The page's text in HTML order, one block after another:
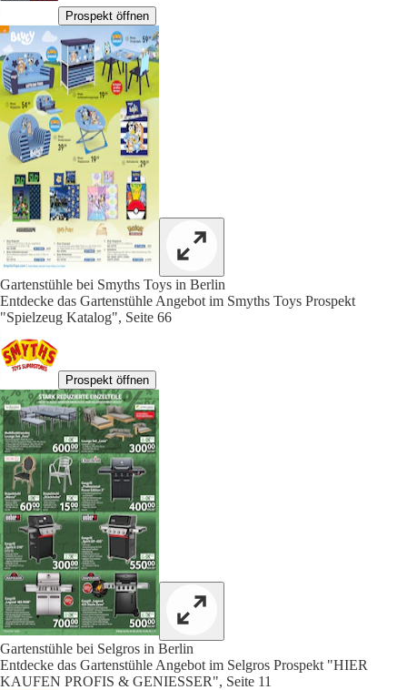
Prospekt öffnen
Gartenstühle bei Smyths Toys in Berlin
Entdecke das Gartenstühle Angebot im Smyths Toys Prospekt
"Spielzeug Katalog", Seite 66
Prospekt öffnen
Gartenstühle bei Selgros in Berlin
Entdecke das Gartenstühle Angebot im Selgros Prospekt "HIER
KAUFEN PROFIS & GENIESSER", Seite 11